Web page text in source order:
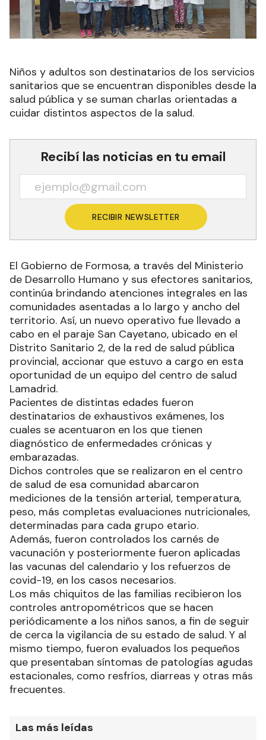
Niños y adultos son destinatarios de los servicios
sanitarios que se encuentran disponibles desde la
salud pública y se suman charlas orientadas a
cuidar distintos aspectos de la salud.
Recibí las noticias en tu email
RECIBIR NEWSLETTER
El Gobierno de Formosa, a través del Ministerio
de Desarrollo Humano y sus efectores sanitarios,
continúa brindando atenciones integrales en las
comunidades asentadas a lo largo y ancho del
territorio. Así, un nuevo operativo fue llevado a
cabo en el paraje San Cayetano, ubicado en el
Distrito Sanitario 2, de la red de salud pública
provincial, accionar que estuvo a cargo en esta
oportunidad de un equipo del centro de salud
Lamadrid.
Pacientes de distintas edades fueron
destinatarios de exhaustivos exámenes, los
cuales se acentuaron en los que tienen
diagnóstico de enfermedades crónicas y
embarazadas.
Dichos controles que se realizaron en el centro
de salud de esa comunidad abarcaron
mediciones de la tensión arterial, temperatura,
peso, más completas evaluaciones nutricionales,
determinadas para cada grupo etario.
Además, fueron controlados los carnés de
vacunación y posteriormente fueron aplicadas
las vacunas del calendario y los refuerzos de
covid-19, en los casos necesarios.
Los más chiquitos de las familias recibieron los
controles antropométricos que se hacen
periódicamente a los niños sanos, a fin de seguir
de cerca la vigilancia de su estado de salud. Y al
mismo tiempo, fueron evaluados los pequeños
que presentaban síntomas de patologías agudas
estacionales, como resfríos, diarreas y otras más
frecuentes.
Las más leídas